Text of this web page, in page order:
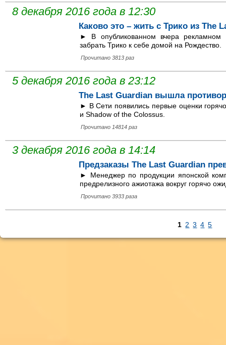
8 декабря 2016 года в 12:30
Каково это – жить с Трико из The
► В опубликованном вчера рекламном
забрать Трико к себе домой на Рождество.
Прочитано 3813 раз
5 декабря 2016 года в 23:12
The Last Guardian вышла
► В Сети появились первые оценки
и Shadow of the Colossus.
Прочитано 14814 раз
3 декабря 2016 года в 14:14
Предзаказы The Last Guardian
► Менеджер по продукции японской
предрелизного ажиотажа вокруг горячо
Прочитано 3933 раза
1 2 3 4 5